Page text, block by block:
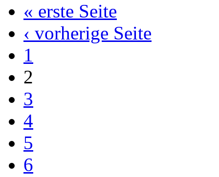
« erste Seite
‹ vorherige Seite
1
2
3
4
5
6